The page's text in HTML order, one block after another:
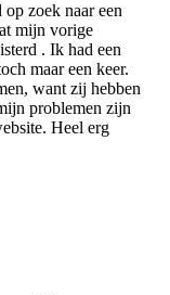
zoek naar een
mijn vorige
. Ik had een
maar een keer.
want zij hebben
problemen zijn
Heel erg